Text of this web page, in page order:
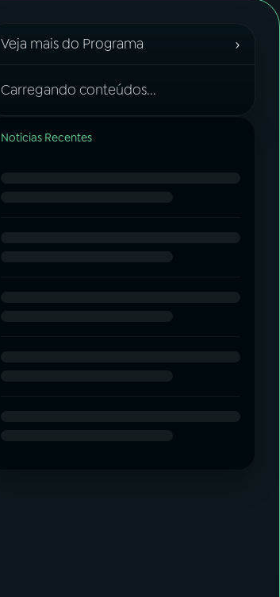
Veja mais do Programa ›
Carregando conteúdos...
Notícias Recentes